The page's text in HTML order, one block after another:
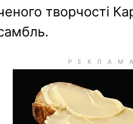
творчості